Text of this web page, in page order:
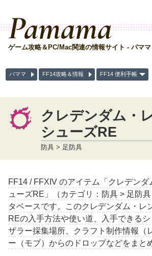
Pamama
ゲーム攻略＆PC/Mac関連の情報サイト - パママ
パママ FF14攻略＆情報 FF14 便利手帳
クレデンダム・
シューズRE
防具 > 足防具
FF14 / FFXIV のアイテム「クレデンダ
ューズRE」（カテゴリ：防具 > 足防
タベースです。このクレデンダム・レ
REの入手方法や使い道、入手できる
ザラー採集場所、クラフト制作情報（
ー（モブ）からのドロップなどをまと